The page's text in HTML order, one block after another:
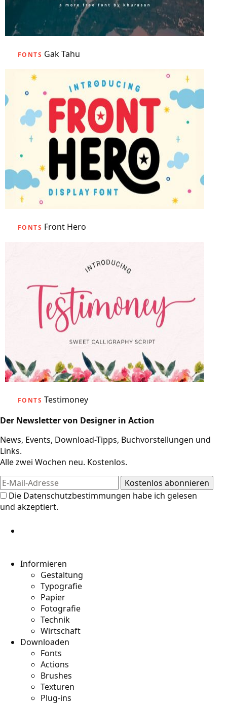
FONTS Gak Tahu
FONTS Front Hero
FONTS Testimoney
Der Newsletter von Designer in Action
News, Events, Download-Tipps, Buchvorstellungen und
Links.
Alle zwei Wochen neu. Kostenlos.
Die Datenschutzbestimmungen habe ich gelesen
und akzeptiert.
Informieren
Gestaltung
Typografie
Papier
Fotografie
Technik
Wirtschaft
Downloaden
Fonts
Actions
Brushes
Texturen
Plug-ins